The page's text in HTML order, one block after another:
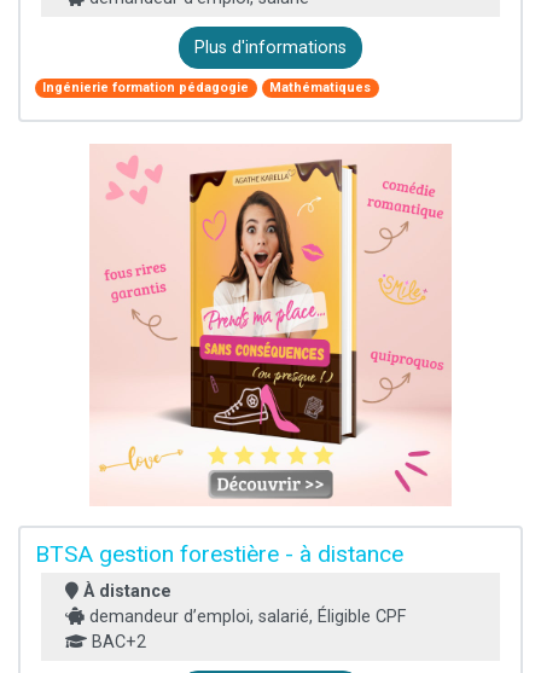
Plus d'informations
Ingénierie formation pédagogie Mathématiques
BTSA gestion forestière - à distance
À distance
demandeur d’emploi, salarié, Éligible CPF
BAC+2